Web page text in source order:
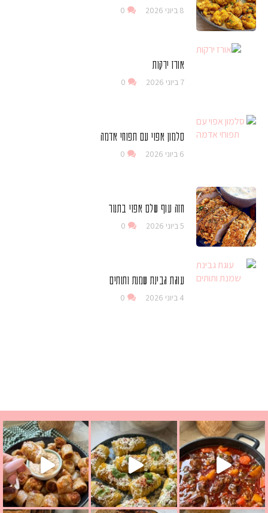
8 ביוני 2026 0
אורז ירקות
7 ביוני 2026 0
סלמון אפוי עם תפוחי אדמה
6 ביוני 2026 0
חזה עוף שלם אפוי בתנור
5 ביוני 2026 0
עוגת גבינת שמנת ותותים
4 ביוני 2026 0
בולגרית מעודנת מ
פרגיות קריספיים ממכרים שמכינים בכמה דקות עב
לתשעת הימים, חשבתי מה לחדש לכם ונראה